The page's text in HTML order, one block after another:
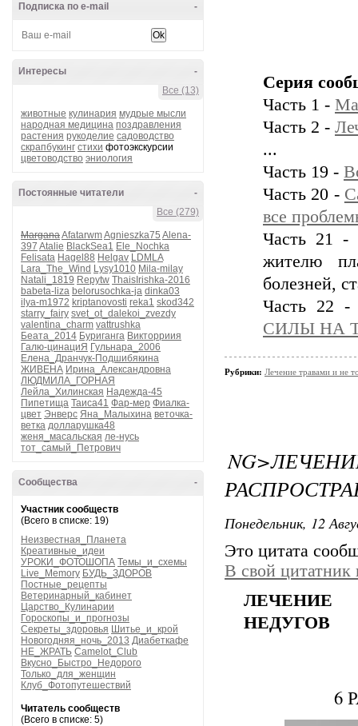
-
Подписка по e-mail
-
Интересы
Все (13)
животные кулинария мудрые мысли
народная медицина поздравления
растения рукоделие садоводство
скрапбукинг стихи фотоэкскурсии
цветоводство эниология
-
Постоянные читатели
Все (279)
MarganaAfatarwmAgnieszka75 Alena-
397 Atalie BlackSea1 Ele_Nochka
Felisata Hagel88 Helgav LDMLA
Lara_The_Wind Lysy1010 Mila-milay
Natali_1819 Repytw ThaisIrishka-2016
babeta-liza belorusochka-ja dinka03
ilya-m1972 kriptanovosti reka1 skod342
starry_fairy svet_ot_dalekoi_zvezdy
valentina_charm vattrushka
Беата_2014 Буриганга Викторриия
Галю-цинациЯ Гульнара_2006
Елена_Дранчук-Подшибякина
ЖИВЕНА Ирина_Александровна
ЛЮДМИЛА_ГОРНАЯ
Лейла_Хилинская Надежда-45
Пипетища Таиса41 Фар-мер Фиалка-
цвет Энверс Яна_Малыхина веточка-
ветка долларушка48
женя_масальская ле-нусь
тот_самый_Петрович
-
Сообщества
Участник сообществ
(Всего в списке: 19)
Неизвестная_Планета
Креативные_идеи
УРОКИ_ФОТОШОПА Темы_и_схемы
Live_Memory БУДЬ_ЗДОРОВ
Постные_рецепты
Ветеринарный_кабинет
Царство_Кулинарии
Гороскопы_и_прогнозы
Секреты_здоровья Шитье_и_крой
Новогодняя_ночь_2013 Диабеткафе
НЕ_ЖРАТЬ Camelot_Club
Вкусно_Быстро_Недорого
Только_для_женщин
Клуб_Фотопутешествий
Читатель сообществ
(Всего в списке: 5)
Серия
Часть 1 -
Часть 2 -
...
Часть 19 -
Часть 20 -
все
Часть 21 -
жителю
болезней,
Часть 22
СИЛЫ НА
Рубрики: Лечение травами и не
Понедельник, 12
Это цитата
В свой цитатник
ЛЕЧЕНИЕ
НЕДУГОВ
6